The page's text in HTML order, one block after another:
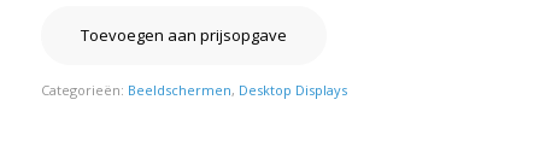
Toevoegen aan prijsopgave
Categorieën: Beeldschermen, Desktop Displays